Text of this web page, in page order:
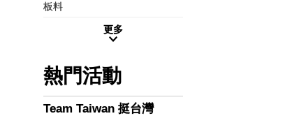
板料
更多
熱門活動
Team Taiwan 挺台灣